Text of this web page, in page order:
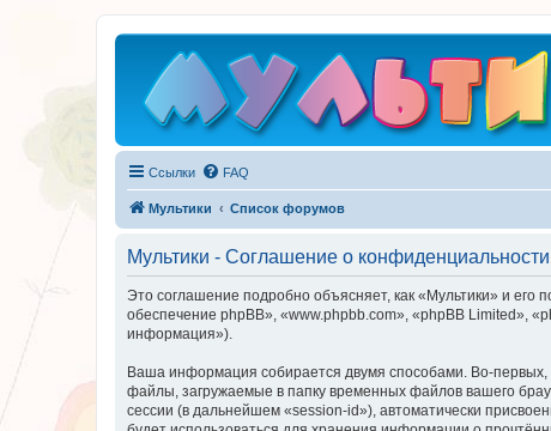
Ссылки FAQ
Мультики Список форумов
Мультики - Соглашение о конфиденциальности
Это соглашение подробно объясняет, как «Мультики» и
обеспечение phpBB», «www.phpbb.com», «phpBB Limited»,
информация»).
Ваша информация собирается двумя способами. Во-
файлы, загружаемые в папку временных файлов вашего
сессии (в дальнейшем «session-id»), автоматически